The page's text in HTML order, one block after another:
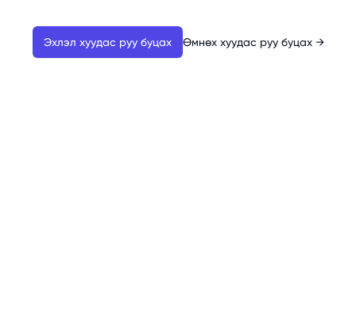
Эхлэл хуудас руу буцах Өмнөх хуудас руу буцах →